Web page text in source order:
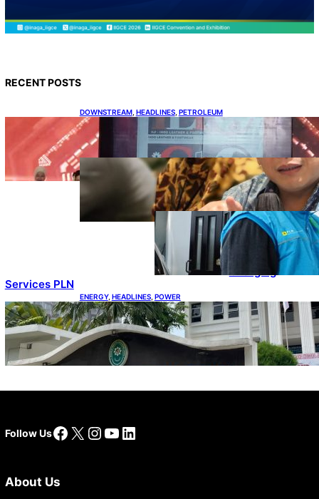
RECENT POSTS
DOWNSTREAM, HEADLINES, PETROLEUM
Terbuka, Peluang Usaha bagi IKM Alas Kaki
Lokal
ENERGY, HEADLINES RENEWABLE
IESR: Kepemimpinan Terpadu
jadi Kunci Percepatan PLTS
100 GW
ENERGY , HEADLINES
,
POWER
Ada 21.865
Pelanggan Baru
Gunakan Home
Services PLN
ENERGY, HEADLINES, POWER
Koalisi Bersihkan Indonesia Ajukan Banding
atas Putusan Gugatan RUPTL
Follow UsFacebook
X Instagram
YouTube
LinkedIn
About Us